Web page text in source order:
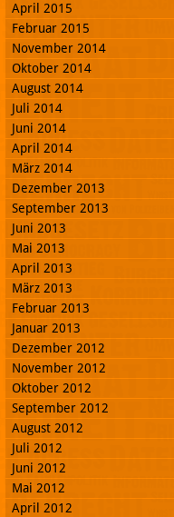
April 2015
Februar 2015
November 2014
Oktober 2014
August 2014
Juli 2014
Juni 2014
April 2014
März 2014
Dezember 2013
September 2013
Juni 2013
Mai 2013
April 2013
März 2013
Februar 2013
Januar 2013
Dezember 2012
November 2012
Oktober 2012
September 2012
August 2012
Juli 2012
Juni 2012
Mai 2012
April 2012